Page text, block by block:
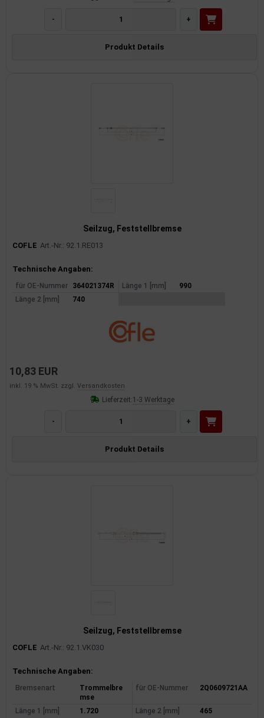
- +
Produkt Details
Seilzug, Feststellbremse
COFLE Art.-Nr.: 92.1.RE013
Produktinformationen
Technische Angaben:
für OE-Nummer 364021374R Länge 1 [mm]
990
Länge 2 [mm]
740
10,83 EUR
inkl. 19 % MwSt. zzgl. Versandkosten
Lieferzeit:1-3 Werktage
- +
Produkt Details
Seilzug, Feststellbremse
COFLE Art.-Nr.: 92.1.VK030
Produktinformationen
Technische Angaben:
Bremsenart
Trommelbre
mse
für OE-Nummer 2Q0609721AA
Länge 1 [mm] 1.720 Länge 2 [mm] 465